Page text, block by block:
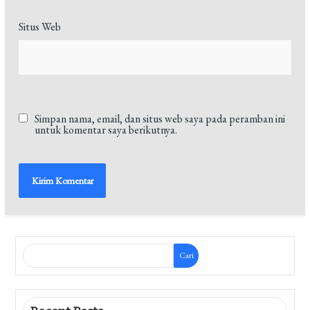
Situs Web
Simpan nama, email, dan situs web saya pada peramban ini
untuk komentar saya berikutnya.
Cari